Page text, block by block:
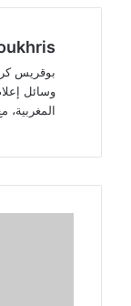
بوقريس
وسائل
المغربية،